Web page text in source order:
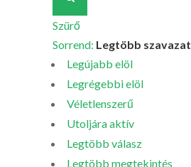
Szürő
Sorrend: Legtöbb szavazat
Legújabb elöl
Legrégebbi elöl
Véletlenszerű
Utoljára aktív
Legtöbb válasz
Legtöbb megtekintés